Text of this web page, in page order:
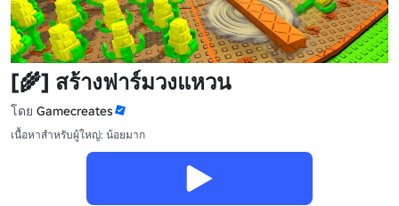
[🌾] สร้างฟาร์มวงแหวน
โดย Gamecreates
เนื้อหาสำหรับผู้ใหญ่: น้อยมาก